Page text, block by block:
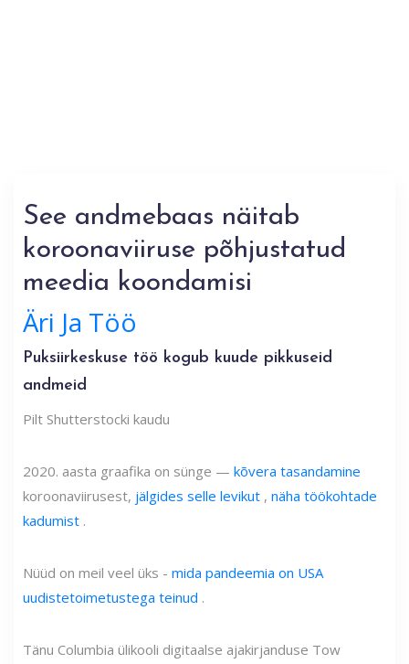
See andmebaas näitab
koroonaviiruse põhjustatud
meedia koondamisi
Äri Ja Töö
Puksiirkeskuse töö kogub kuude pikkuseid
andmeid
Pilt Shutterstocki kaudu
2020. aasta graafika on sünge — kõvera tasandamine
koroonaviirusest, jälgides selle levikut , näha töökohtade
kadumist .
Nüüd on meil veel üks - mida pandeemia on USA
uudistetoimetustega teinud .
Tänu Columbia ülikooli digitaalse ajakirjanduse Tow